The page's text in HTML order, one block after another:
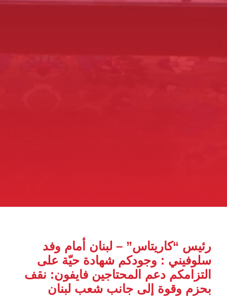
رئيس “كاريتاس” – لبنان أمام وفد
سلوفيني : وجودكم شهادة حيّة على
التزامكم دعم المحتاجين فايفون: نقف
بحزم وقوة إلى جانب شعب لبنان